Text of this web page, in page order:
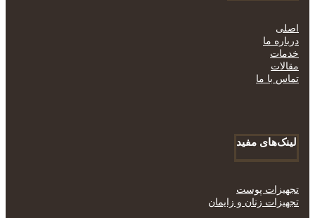
اصلی
درباره ما
خدمات
مقالات
تماس با ما
لینک‌های مفید
تجهیزات پوست
تجهیزات زنان و زایمان